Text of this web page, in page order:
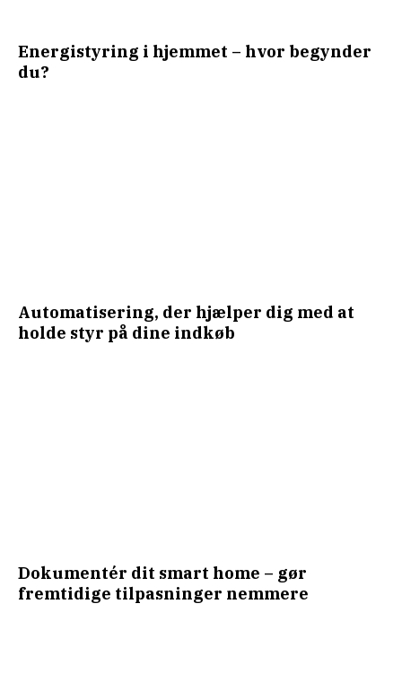
Energistyring i hjemmet – hvor begynder
du?
Automatisering, der hjælper dig med at
holde styr på dine indkøb
Dokumentér dit smart home – gør
fremtidige tilpasninger nemmere